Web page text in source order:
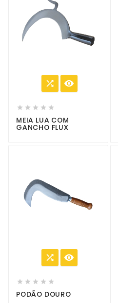
 
    
MEIA LUA COM
GANCHO FLUX
 
    
PODÃO DOURO